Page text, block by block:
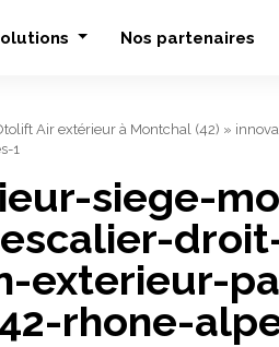
Nos partenaires
Air extérieur à Montchal (42) »
1
siege-
exterieur-
rhone-